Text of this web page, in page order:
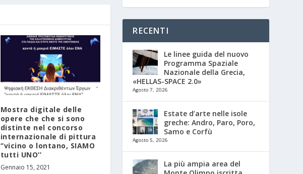
Mostra digitale delle
opere che che si sono
distinte nel concorso
internazionale di pittura
‘’vicino o lontano, SIAMO
tutti UNO’’
Gennaio 15, 2021
RECENTI
Le linee guida del nuovo
Programma Spaziale
Nazionale della Grecia,
«HELLAS-SPACE 2.0»
Agosto 7, 2026
Estate d’arte nelle isole
greche: Andro, Paro, Poro,
Samo e Corfù
Agosto 5, 2026
La più ampia area del